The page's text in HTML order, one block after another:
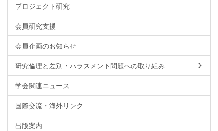
プロジェクト研究
会員研究支援
会員企画のお知らせ
研究倫理と差別・ハラスメント問題への取り組み
学会関連ニュース
国際交流・海外リンク
出版案内